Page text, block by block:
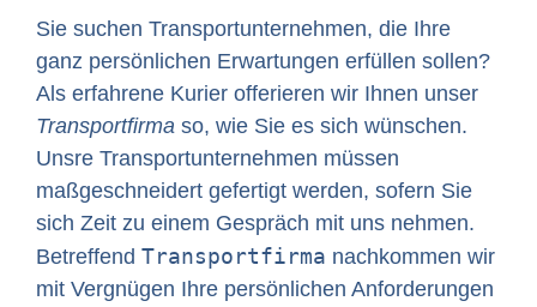
Sie suchen Transportunternehmen, die Ihre
ganz persönlichen Erwartungen erfüllen sollen?
Als erfahrene Kurier offerieren wir Ihnen unser
Transportfirma so, wie Sie es sich wünschen.
Unsre Transportunternehmen müssen
maßgeschneidert gefertigt werden, sofern Sie
sich Zeit zu einem Gespräch mit uns nehmen.
Betreffend Transportfirma nachkommen wir
mit Vergnügen Ihre persönlichen Anforderungen